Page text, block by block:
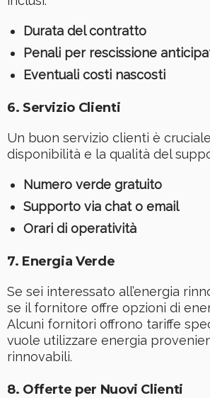
Durata del contratto
Penali per rescissione
Eventuali costi nascosti
6. Servizio Clienti
Un buon servizio clienti è
disponibilità e la qualità del
Numero verde gratuito
Supporto via chat o email
Orari di operatività
7. Energia Verde
Se sei interessato all’energia
se il fornitore offre opzioni di
Alcuni fornitori offrono tariffe
vuole utilizzare energia
rinnovabili.
8. Offerte per Nuovi Clienti